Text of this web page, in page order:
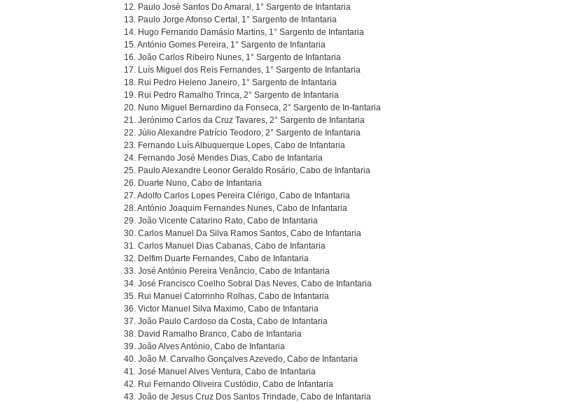
12. Paulo José Santos Do Amaral, 1° Sargento de Infantaria
13. Paulo Jorge Afonso Certal, 1° Sargento de Infantaria
14. Hugo Fernando Damásio Martins, 1° Sargento de Infantaria
15. António Gomes Pereira, 1° Sargento de Infantaria
16. João Carlos Ribeiro Nunes, 1° Sargento de Infantaria
17. Luís Miguel dos Reis Fernandes, 1° Sargento de Infantaria
18. Rui Pedro Heleno Janeiro, 1° Sargento de Infantaria
19. Rui Pedro Ramalho Trinca, 2° Sargento de Infantaria
20. Nuno Miguel Bernardino da Fonseca, 2° Sargento de In-fantaria
21. Jerónimo Carlos da Cruz Tavares, 2° Sargento de Infantaria
22. Júlio Alexandre Patrício Teodoro, 2° Sargento de Infantaria
23. Fernando Luís Albuquerque Lopes, Cabo de Infantaria
24. Fernando José Mendes Dias, Cabo de Infantaria
25. Paulo Alexandre Leonor Geraldo Rosário, Cabo de Infantaria
26. Duarte Nuno, Cabo de Infantaria
27. Adolfo Carlos Lopes Pereira Clérigo, Cabo de Infantaria
28. António Joaquim Fernandes Nunes, Cabo de Infantaria
29. João Vicente Catarino Rato, Cabo de Infantaria
30. Carlos Manuel Da Silva Ramos Santos, Cabo de Infantaria
31. Carlos Manuel Dias Cabanas, Cabo de Infantaria
32. Delfim Duarte Fernandes, Cabo de Infantaria
33. José António Pereira Venâncio, Cabo de Infantaria
34. José Francisco Coelho Sobral Das Neves, Cabo de Infantaria
35. Rui Manuel Catorrinho Rolhas, Cabo de Infantaria
36. Victor Manuel Silva Maximo, Cabo de Infantaria
37. João Paulo Cardoso da Costa, Cabo de Infantaria
38. David Ramalho Branco, Cabo de Infantaria
39. João Alves António, Cabo de Infantaria
40. João M. Carvalho Gonçalves Azevedo, Cabo de Infantaria
41. José Manuel Alves Ventura, Cabo de Infantaria
42. Rui Fernando Oliveira Custódio, Cabo de Infantaria
43. João de Jesus Cruz Dos Santos Trindade, Cabo de Infantaria